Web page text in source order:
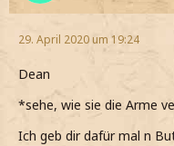
29. April 2020 um 19:24
Dean
*sehe, wie sie die Arme
Ich geb dir dafür mal n